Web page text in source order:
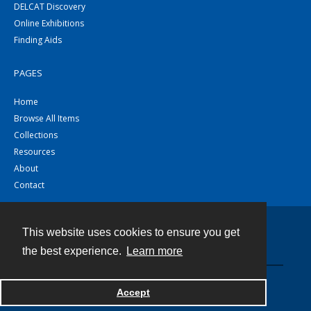
This website uses cookies to ensure you get
the best experience.
Learn more
Accept
DELCAT Discovery
Online Exhibitions
Finding Aids
PAGES
Home
Browse All Items
Collections
Resources
About
Contact
Powered by